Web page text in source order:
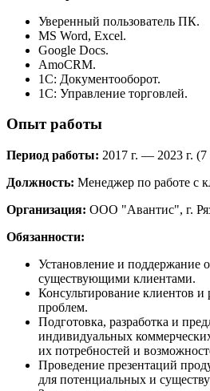
Уверенный пользователь ПК.
MS Word, Excel.
Google Docs.
AmoCRM.
1С: Документооборот.
1С: Управление торговлей.
Опыт работы
Период работы: 2017 г. — 2023 г. (7
Должность: Менеджер по работе с
Организация: ООО "Авантис", г.
Обязанности:
Установление и поддержание
существующими клиентами.
Консультирование клиентов
проблем.
Подготовка, разработка и
индивидуальных
их потребностей и
Проведение презентаций
для потенциальных и